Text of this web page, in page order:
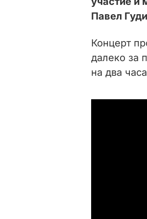
Павел
Концерт
далеко за
на два